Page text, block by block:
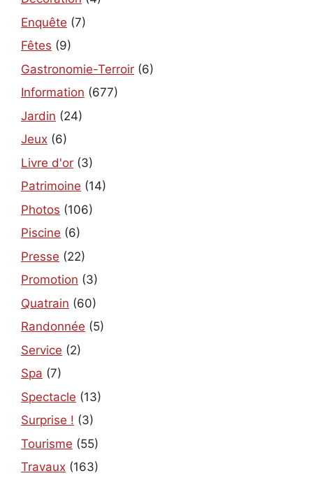
Enquête (7)
Fêtes (9)
Gastronomie-Terroir (6)
Information (677)
Jardin (24)
Jeux (6)
Livre d'or (3)
Patrimoine (14)
Photos (106)
Piscine (6)
Presse (22)
Promotion (3)
Quatrain (60)
Randonnée (5)
Service (2)
Spa (7)
Spectacle (13)
Surprise ! (3)
Tourisme (55)
Travaux (163)